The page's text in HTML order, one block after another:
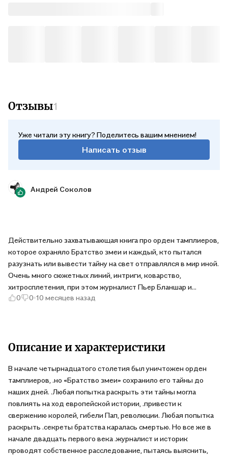
Отзывы1
Уже читали эту книгу? Поделитесь вашим мнением!
Написать отзыв
Андрей Соколов
Действительно захватывающая книга про орден тамплиеров,
которое охраняло Братство змеи и каждый, кто пытался
разузнать или вывести тайну на свет отправлялся в мир иной.
Очень много сюжетных линий, интриги, коварство,
хитросплетения, при этом журналист Пьер Бланшар и
историк Мадлен Тибо решают провести, несмотря на
0 0 10 месяцев назад
Описание и характеристики
В начале четырнадцатого столетия был уничтожен орден
тамплиеров, .но «Братство змеи» сохранило его тайны до
наших дней. .Любая попытка раскрыть эти тайны могла
повлиять на ход европейской истории, .привести к
свержению королей, гибели Пап, революции. Любая попытка
раскрыть .секреты братства каралась смертью. Но все же в
начале двадцать первого века .журналист и историк
проводят собственное расследование, пытаясь выяснить,